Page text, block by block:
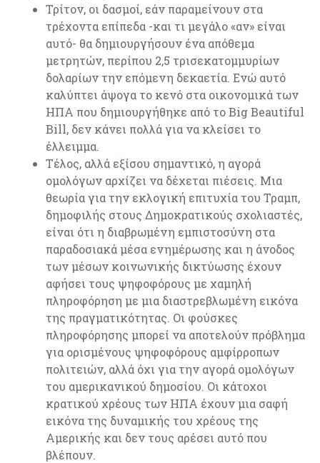
Τρίτον, οι δασμοί, εάν παραμείνουν στα
τρέχοντα επίπεδα -και τι μεγάλο «αν» είναι
αυτό- θα δημιουργήσουν ένα απόθεμα
μετρητών, περίπου 2,5 τρισεκατομμυρίων
δολαρίων την επόμενη δεκαετία. Ενώ αυτό
καλύπτει άψογα το κενό στα οικονομικά των
ΗΠΑ που δημιουργήθηκε από το Big Beautiful
Bill, δεν κάνει πολλά για να κλείσει το
έλλειμμα.
Τέλος, αλλά εξίσου σημαντικό, η αγορά
ομολόγων αρχίζει να δέχεται πιέσεις. Μια
θεωρία για την εκλογική επιτυχία του Τραμπ,
δημοφιλής στους Δημοκρατικούς σχολιαστές,
είναι ότι η διαβρωμένη εμπιστοσύνη στα
παραδοσιακά μέσα ενημέρωσης και η άνοδος
των μέσων κοινωνικής δικτύωσης έχουν
αφήσει τους ψηφοφόρους με χαμηλή
πληροφόρηση με μια διαστρεβλωμένη εικόνα
της πραγματικότητας. Οι φούσκες
πληροφόρησης μπορεί να αποτελούν πρόβλημα
για ορισμένους ψηφοφόρους αμφίρροπων
πολιτειών, αλλά όχι για την αγορά ομολόγων
του αμερικανικού δημοσίου. Οι κάτοχοι
κρατικού χρέους των ΗΠΑ έχουν μια σαφή
εικόνα της δυναμικής του χρέους της
Αμερικής και δεν τους αρέσει αυτό που
βλέπουν.